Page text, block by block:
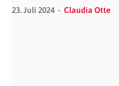
23. Juli 2024 Claudia Otte